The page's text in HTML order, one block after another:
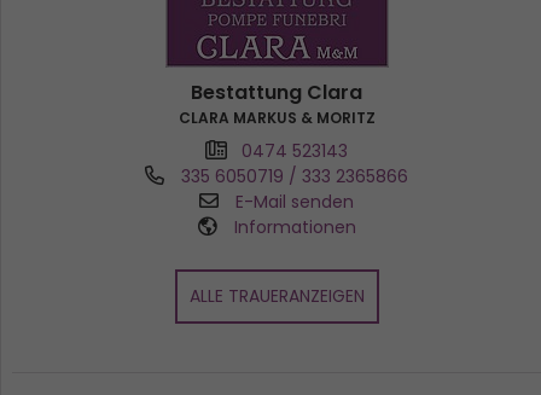
Bestattung Clara
CLARA MARKUS & MORITZ
0474 523143
335 6050719 / 333 2365866
E-Mail senden
Informationen
ALLE TRAUERANZEIGEN